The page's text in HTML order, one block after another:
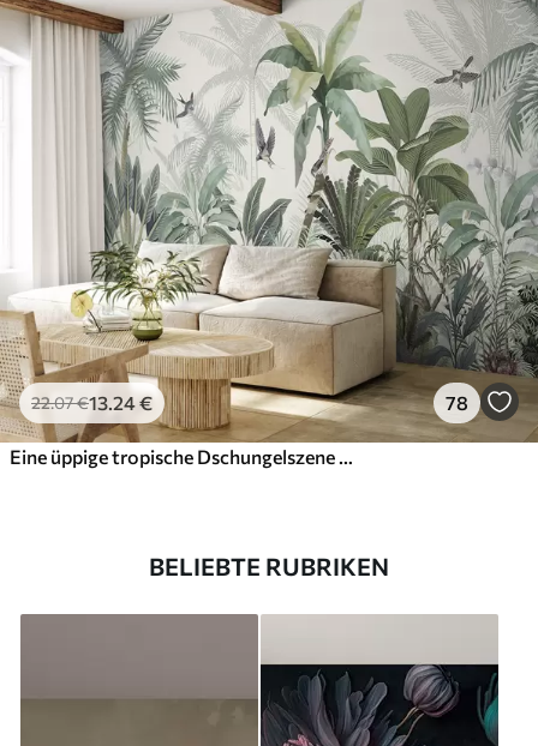
22.07€13.24€ 78
Eine üppige tropische Dschungelszene mit verschiedenen Palmen, großen Blättern und bunten Blumen im Vordergrund
BELIEBTE RUBRIKEN